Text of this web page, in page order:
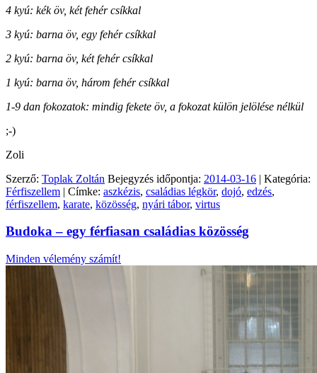
4 kyú: kék öv, két fehér csíkkal
3 kyú: barna öv, egy fehér csíkkal
2 kyú: barna öv, két fehér csíkkal
1 kyú: barna öv, három fehér csíkkal
1-9 dan fokozatok: mindig fekete öv, a fokozat külön jelölése nélkül
;-)
Zoli
Szerző: Toplak Zoltán Bejegyzés időpontja: 2014-03-16 | Kategória:
Férfiszellem | Címke: aszkézis, családias légkör, dojó, edzés,
férfiszellem, karate, közösség, nyári tábor, virtus
Budoka – egy férfiasan családias közösség
Minden vélemény számít!